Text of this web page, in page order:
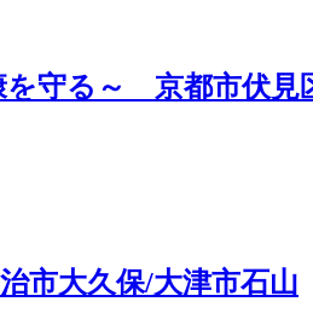
守る～ 京都市伏見
市大久保/大津市石山